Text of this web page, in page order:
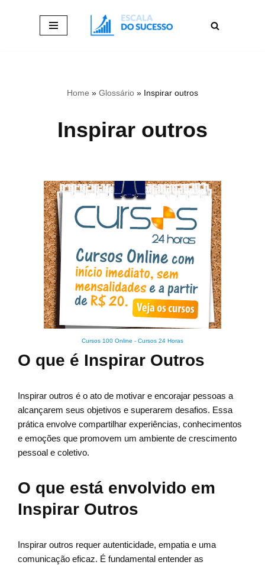
Home » Glossário » Inspirar outros
Inspirar outros
Cursos 100 Online - Cursos 24 Horas
O que é Inspirar Outros
Inspirar outros é o ato de motivar e encorajar pessoas a
alcançarem seus objetivos e superarem desafios. Essa
prática envolve compartilhar experiências, conhecimentos
e emoções que promovem um ambiente de crescimento
pessoal e coletivo.
O que está envolvido em
Inspirar Outros
Inspirar outros requer autenticidade, empatia e uma
comunicação eficaz. É fundamental entender as